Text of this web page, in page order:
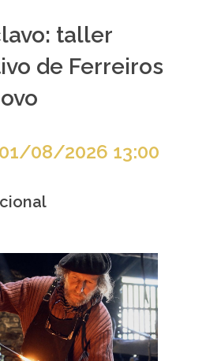
taller
de Ferreiros
08/2026 13:00